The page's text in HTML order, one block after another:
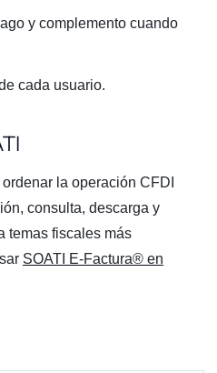
y complemento cuando
cada usuario.
la operación CFDI
consulta, descarga y
temas fiscales más
SOATI E-Factura® en